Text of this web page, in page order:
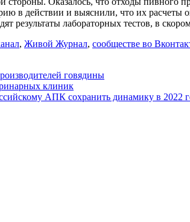
в действии и выяснили, что их
результаты лабораторных тестов, в
, Живой Журнал, сообществе во
говядины
клиник
АПК сохранить динамику в 2022